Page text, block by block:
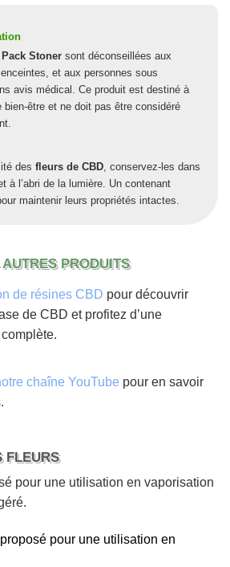
Pack Stoner sont déconseillées aux
et aux personnes sous
avis médical. Ce produit est destiné à
bien-être et ne doit pas être considéré
des fleurs de CBD , conservez-les dans
à l’abri de la lumière. Un contenant
maintenir leurs propriétés intactes.
PRODUITS
de résines CBD pour découvrir
de CBD et profitez d’une
chaîne YouTube pour en savoir
FLEURS
pour une utilisation en vaporisation
pour une utilisation en